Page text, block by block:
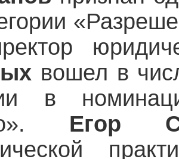
вошел в
в
Егор